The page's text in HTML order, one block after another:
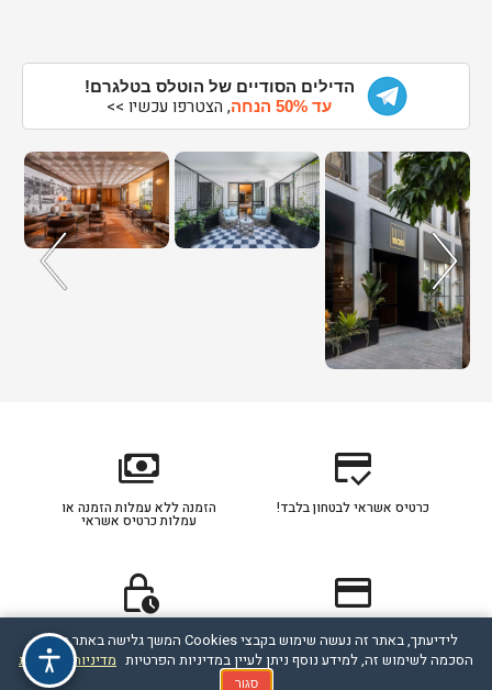
הדילים הסודיים של הוטלס בטלגרם!
עד 50% הנחה
, הצטרפו עכשיו >>
credit_score
כרטיס אשראי לבטחון בלבד!
payments
הזמנה ללא עמלות הזמנה או
עמלות כרטיס אשראי
credit_card
כרטיס אשראי מסוג דיירקט
מחוייב לפי הסכם תנאי חברת
האשראי עם הלקוח
lock_clock
תהליך ההזמנה מאובטח
לידיעתך, באתר זה נעשה שימוש בקבצי Cookies המשך גלישה באתר מהווה
הסכמה לשימוש זה, למידע נוסף ניתן לעיין במדיניות הפרטיות מדיניות הפרטיות
סגור